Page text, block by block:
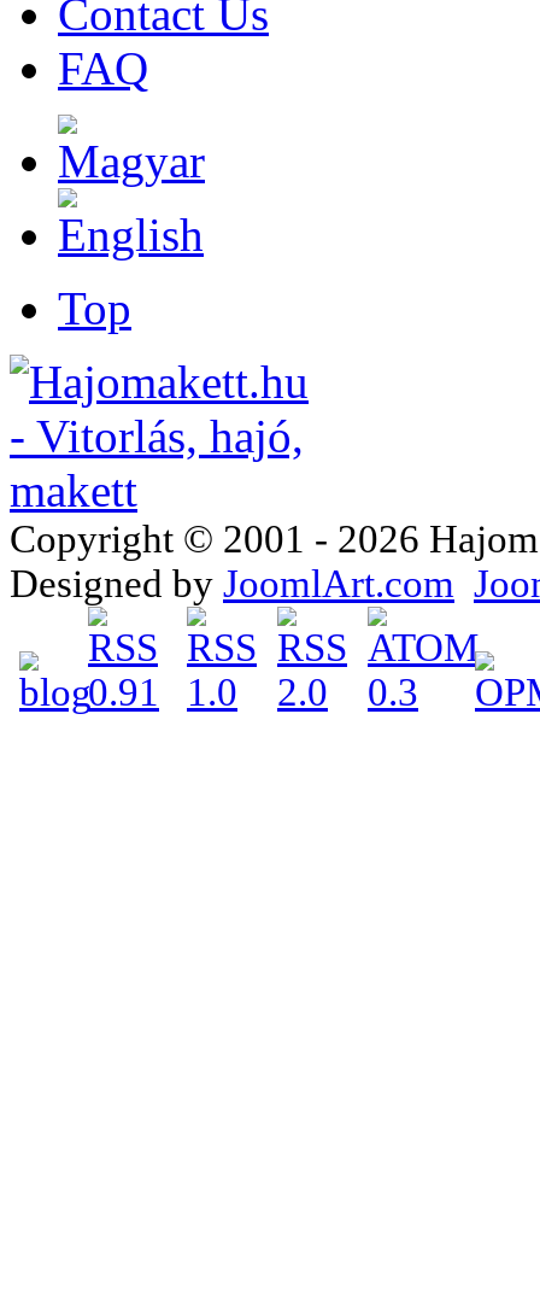
Contact Us
FAQ
Top
Copyright © 2001 - 2026
Designed by JoomlArt.com